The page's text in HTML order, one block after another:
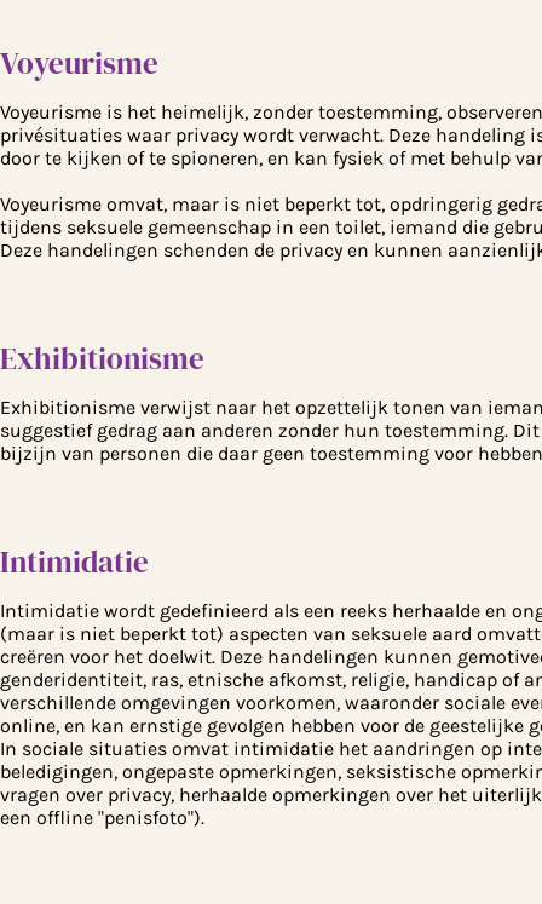
Voyeurisme
Voyeurisme is het heimelijk, zonder toestemming,
privésituaties waar privacy wordt verwacht. Deze handeling
door te kijken of te spioneren, en kan fysiek of met behulp
Voyeurisme omvat, maar is niet beperkt tot, opdringerig
tijdens seksuele gemeenschap in een toilet, iemand die
Deze handelingen schenden de privacy en kunnen
Exhibitionisme
Exhibitionisme verwijst naar het opzettelijk tonen van
suggestief gedrag aan anderen zonder hun toestemming.
bijzijn van personen die daar geen toestemming voor
Intimidatie
Intimidatie wordt gedefinieerd als een reeks herhaalde en
(maar is niet beperkt tot) aspecten van seksuele aard
creëren voor het doelwit. Deze handelingen kunnen
genderidentiteit, ras, etnische afkomst, religie, handicap of
verschillende omgevingen voorkomen, waaronder sociale
online, en kan ernstige gevolgen hebben voor de geestelijke
In sociale situaties omvat intimidatie het aandringen op
beledigingen, ongepaste opmerkingen, seksistische
vragen over privacy, herhaalde opmerkingen over het
een offline "penisfoto").